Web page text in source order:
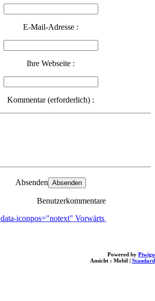
E-Mail-Adresse :
Ihre Webseite :
Kommentar (erforderlich) :
Absenden
Benutzerkommentare
data-iconpos="notext" Vorwärts
Powered by Piwigo
Ansicht : Mobil | Standard